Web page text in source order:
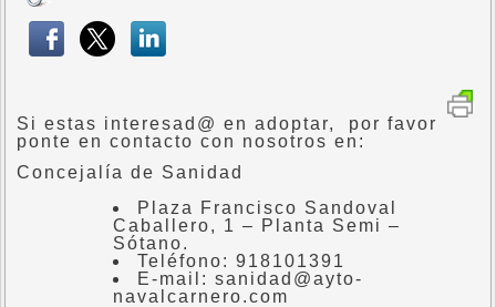
Si estas interesad@ en adoptar, por favor
ponte en contacto con nosotros en:
Concejalía de Sanidad
Plaza Francisco Sandoval
Caballero, 1 – Planta Semi –
Sótano.
Teléfono: 918101391
E-mail: sanidad@ayto-
navalcarnero.com